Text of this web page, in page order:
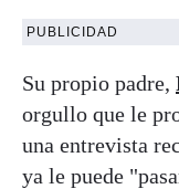
PUBLICIDAD
Su propio padre,
orgullo que le
una entrevista
ya le puede